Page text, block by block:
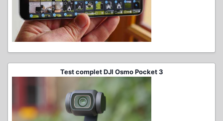
Test complet DJI Osmo Pocket 3